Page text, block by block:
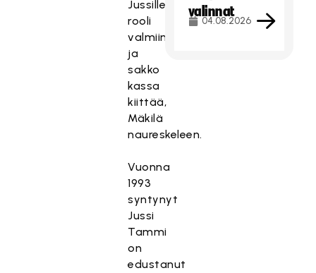
Jussille
rooli
valmiina
ja
sakko
kassa
kiittää,
Mäkilä
naureskeleen.
Vuonna
1993
syntynyt
Jussi
Tammi
on
edustanut
valinnat
04.08.2026